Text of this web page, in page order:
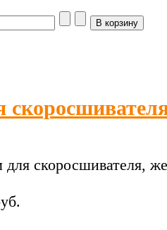
скоросшивателя,